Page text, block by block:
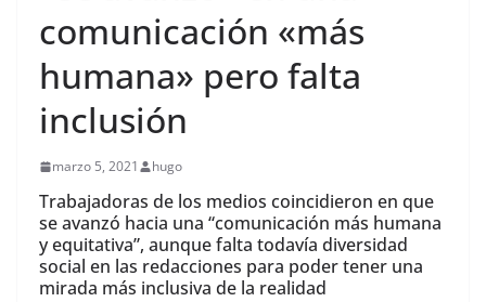
comunicación «más
humana» pero falta
inclusión
marzo 5, 2021 hugo
Trabajadoras de los medios coincidieron en que
se avanzó hacia una “comunicación más humana
y equitativa”, aunque falta todavía diversidad
social en las redacciones para poder tener una
mirada más inclusiva de la realidad